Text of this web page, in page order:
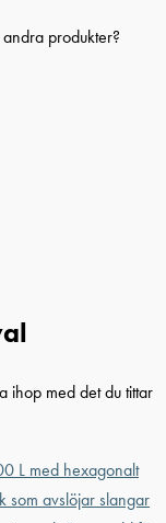
produkter?
ihop med det du tittar